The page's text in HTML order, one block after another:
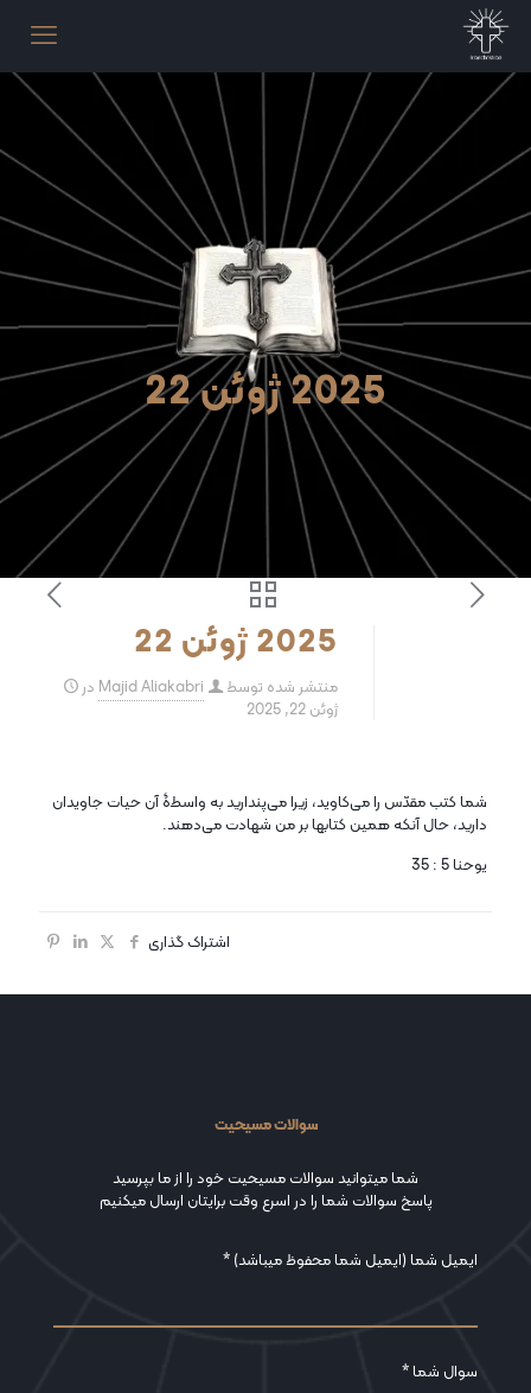
2025 ژوئن 22
2025 ژوئن 22
منتشر شده توسط Majid Aliakabri در
ژوئن 22, 2025
شما کتب مقدّس را می‌کاوید، زیرا می‌پندارید به واسطۀ آن حیات جاویدان
دارید، حال آنکه همین کتابها بر من شهادت می‌دهند.
یوحنا 5 : 35
اشتراک گذاری
سوالات مسیحیت
شما میتوانید سوالات مسیحیت خود را از ما بپرسید
پاسخ سوالات شما را در اسرع وقت برایتان ارسال میکنیم
ایمیل شما (ایمیل شما محفوظ میباشد) *
سوال شما *